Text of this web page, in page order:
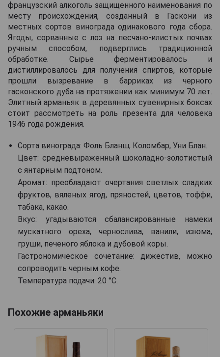
французский алкоголь защищенного наименования по
месту происхождения, созданный в Гаскони из
местных сортов винограда одинакового года сбора.
Ягоды, сорванные с лоз на песчано-илистых почвах
ручным способом, подверглись традиционной
обработке. Сырье ферментировалось и
дистиллировалось для получения спиртов, которые
прошли вызревание в барриках из черного
гасконского дуба на протяжении как минимум 70 лет.
Элитный арманьяк в деревянных сувенирных боксах
стоит рассмотреть на роль презента для человека
1946 года рождения.
Сорта винограда: Фоль Бланш, Коломбар, Уни Блан.
Цвет: средневыраженный шоколадно-золотистый
с янтарным подтоном.
Аромат: преобладают очертания светлых сладких
фруктов, вяленых ягод, пряностей, цветов, тоффи,
табака, какао.
Вкус: угадываются сбалансированные намеки
мускатного ореха, чернослива, ванили, изюма,
груши, печеного яблока и дубовой коры.
Гастрономическое сочетание: дижестив, можно
сопроводить черным кофе.
Температура подачи: 20 °C.
Похожие арманьяки